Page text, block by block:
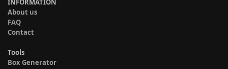
INFORMATION
About us
FAQ
Contact
Tools
Box Generator